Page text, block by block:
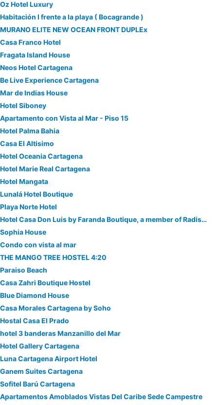
Oz Hotel Luxury
Habitación I frente a la playa ( Bocagrande )
MURANO ELITE NEW OCEAN FRONT DUPLEx
Casa Franco Hotel
Fragata Island House
Neos Hotel Cartagena
Be Live Experience Cartagena
Mar de Indias House
Hotel Siboney
Apartamento con Vista al Mar - Piso 15
Hotel Palma Bahia
Casa El Altisimo
Hotel Oceania Cartagena
Hotel Marie Real Cartagena
Hotel Mangata
Lunalá Hotel Boutique
Playa Norte Hotel
Hotel Casa Don Luis by Faranda Boutique, a member of Radisson Individuals
Sophia House
Condo con vista al mar
THE MANGO TREE HOSTEL 4:20
Paraiso Beach
Casa Zahri Boutique Hostel
Blue Diamond House
Casa Morales Cartagena by Soho
Hostal Casa El Prado
hotel 3 banderas Manzanillo del Mar
Hotel Gallery Cartagena
Luna Cartagena Airport Hotel
Ganem Suites Cartagena
Sofitel Barú Cartagena
Apartamentos Amoblados Vistas Del Caribe Sede Campestre